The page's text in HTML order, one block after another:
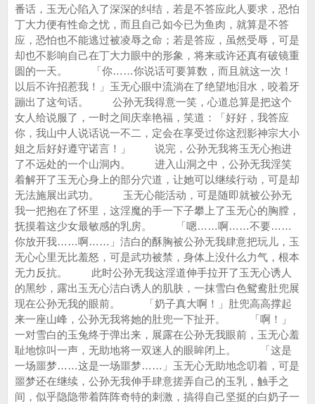
番话，玉无心陷入了深深的纠结，若是不答应此人要求，恐怕
丁大力便有性命之忧，而且自己如今已为鱼肉，就算是不答
应，恐怕也不能逃过被凌辱之命；若是答应，虽然受辱，可是
却也不影响自己在丁大力眼中的形象，将来或许还真有破镜重
圆的一天。 「你……你说话可要算数，而且就这一次！
以后不许招惹我！」玉无心眼中流淌在了绝望地泪水，咬着牙
蹦出了这句话。 公孙无我得意一笑，心道总算是把这个
女人给说服了，一时之间庆幸艳福，笑道：「好好，我答应
你，我山中人说话说一不二，定会在享受过你这烈影神宗大小
姐之后好好遵守诺言！」 说完，公孙无我将玉无心抱进
了不远处的一个山洞内。 进入山洞之中，公孙无我淫笑
着解开了玉无心身上的部分穴道，让她可以继续行动，可是却
无法施展出武功。 玉无心能活动，可是随即就被公孙无
我一把抱在了怀里，这淫魔的手一下子攀上了玉无心的胸膛，
抚摸着这少女最敏感的乳房。 「嗯……啊……不要……
你放开我……啊……」洁白的酥胸被公孙无我肆意把玩儿，玉
无心心里无比羞怒，可是武功被禁，身体上没什么力气，根本
无力反抗。 此时公孙无我这淫道伸手拉开了玉无心诱人
的黑纱，露出玉无心洁白诱人的肌肤，一抹雪白色鸳鸯肚兜展
现在公孙无我的眼前。 「奶子真大啊！」肚兜高高撑起
来一座山峰，公孙无我将她的肚兜一下扯开。 「啊！」
一对雪白的玉兔终于弹出来，展露在公孙无我眼前，玉无心羞
耻地惊叫一声，无助地将一双迷人的眼眸闭上。 「这是
一场噩梦……这是一场噩梦……」玉无心无助地念叨着，可是
噩梦还在继续，公孙无我伸手肆意搓弄自己的玉乳，触手之
间，似乎隐隐带着阵阵奇特的刺激，搞得自己坚挺的白奶子一